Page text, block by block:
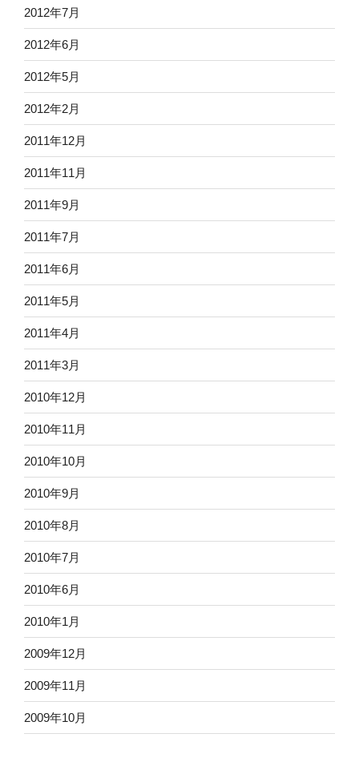
2012年7月
2012年6月
2012年5月
2012年2月
2011年12月
2011年11月
2011年9月
2011年7月
2011年6月
2011年5月
2011年4月
2011年3月
2010年12月
2010年11月
2010年10月
2010年9月
2010年8月
2010年7月
2010年6月
2010年1月
2009年12月
2009年11月
2009年10月